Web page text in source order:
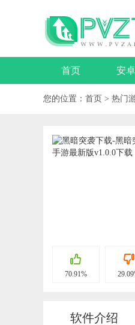
首页 安
您的位置： 首页 > 热门
70.91%
软件介绍